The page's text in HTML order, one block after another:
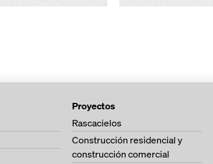
Proyectos
Rascacielos
Construcción residencial y
construcción comercial